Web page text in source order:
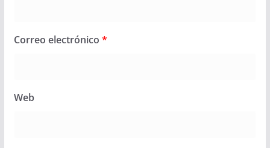
Correo electrónico *
Web